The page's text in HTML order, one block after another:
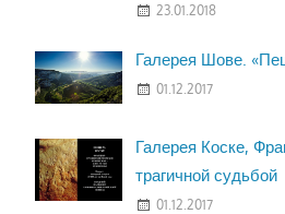
23.01.2018
Галерея Шове.
01.12.2017
Галерея Коске,
трагичной судьбой
01.12.2017